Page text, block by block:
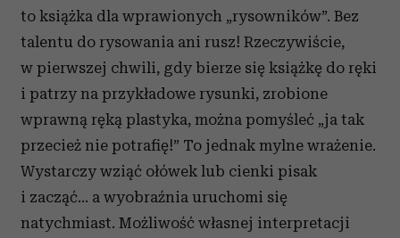
to książka dla wprawionych „rysowników”. Bez
talentu do rysowania ani rusz! Rzeczywiście,
w pierwszej chwili, gdy bierze się książkę do ręki
i patrzy na przykładowe rysunki, zrobione
wprawną ręką plastyka, można pomyśleć „ja tak
przecież nie potrafię!” To jednak mylne wrażenie.
Wystarczy wziąć ołówek lub cienki pisak
i zacząć… a wyobraźnia uruchomi się
natychmiast. Możliwość własnej interpretacji